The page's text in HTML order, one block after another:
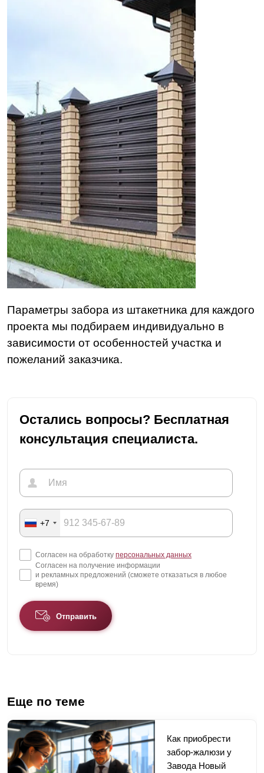
Параметры забора из штакетника для каждого
проекта мы подбираем индивидуально в
зависимости от особенностей участка и
пожеланий заказчика.
Остались вопросы? Бесплатная
консультация специалиста.
+7
Согласен на обработку персональных данных
Согласен на получение информации
и рекламных предложений (сможете отказаться в любое
время)
Отправить
Еще по теме
Как приобрести
забор-жалюзи у
Завода Новый